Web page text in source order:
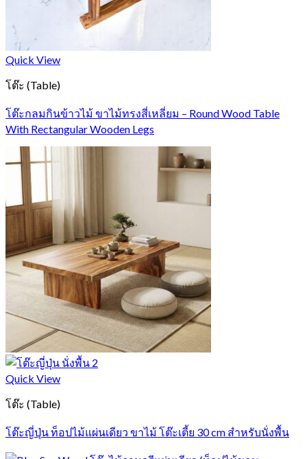
Quick View
โต๊ะ (Table)
โต๊ะกลมกินข้าวไม้ ขาไม้ทรงสี่เหลี่ยม – Round Wood Table
With Rectangular Wooden Legs
Quick View
โต๊ะ (Table)
โต๊ะญี่ปุ่น ท็อปไม้แผ่นเดียว ขาไม้ โต๊ะเตี้ย 30 cm สำหรับนั่งพื้น